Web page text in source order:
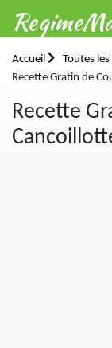
Accueil
Toutes
Recette Gratin de
Recette